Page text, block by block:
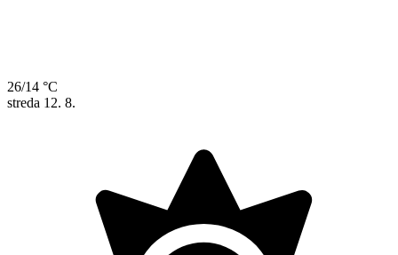
26/14 °C
streda 12. 8.